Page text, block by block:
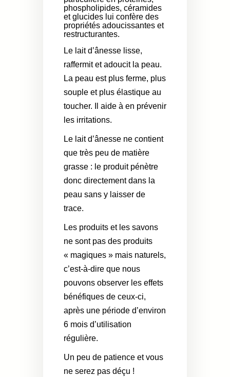
phospholipides, céramides
et glucides lui confère des
propriétés adoucissantes et
restructurantes.
Le lait d’ânesse lisse,
raffermit et adoucit la peau.
La peau est plus ferme, plus
souple et plus élastique au
toucher. Il aide à en prévenir
les irritations.
Le lait d’ânesse ne contient
que très peu de matière
grasse : le produit pénètre
donc directement dans la
peau sans y laisser de
trace.
Les produits et les savons
ne sont pas des produits
« magiques » mais naturels,
c’est-à-dire que nous
pouvons observer les effets
bénéfiques de ceux-ci,
après une période d’environ
6 mois d’utilisation
régulière.
Un peu de patience et vous
ne serez pas déçu !